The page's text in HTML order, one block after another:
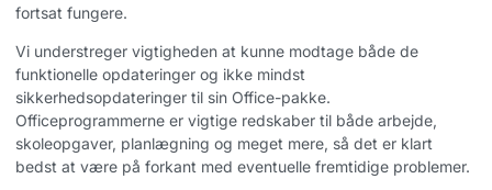
fortsat fungere.
Vi understreger vigtigheden at kunne modtage både de
funktionelle opdateringer og ikke mindst
sikkerhedsopdateringer til sin Office-pakke.
Officeprogrammerne er vigtige redskaber til både arbejde,
skoleopgaver, planlægning og meget mere, så det er klart
bedst at være på forkant med eventuelle fremtidige problemer.